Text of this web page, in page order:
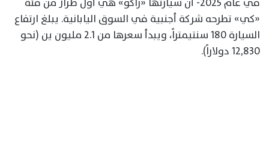
«كي» تطرحه شركة أجنبية في السوق اليابانية. يبلغ ارتفاع
السيارة 180 سنتيمتراً، ويبدأ سعرها من 2.1 مليون ين (نحو
12,830 دولاراً).